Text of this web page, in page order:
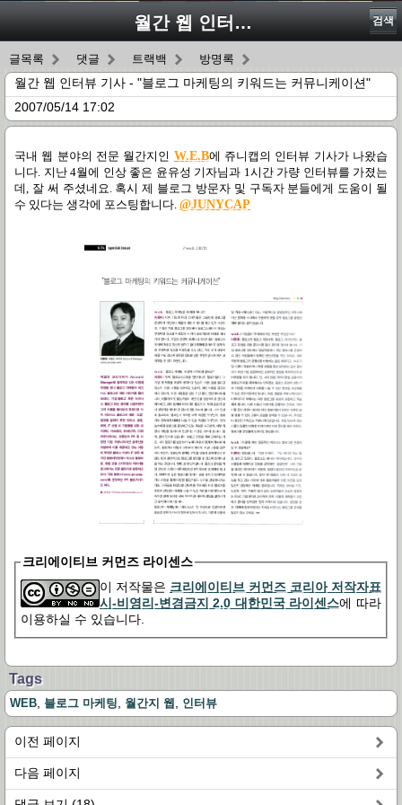
월간 웹 인터뷰 기사 - "블로그 마케팅의 키워드는 커뮤니케이션" 검색
글목록 댓글 트랙백 방명록
월간 웹 인터뷰 기사 - "블로그 마케팅의 키워드는 커뮤니케이션"
2007/05/14 17:02
국내 웹 분야의 전문 월간지인 W.E.B에 쥬니캡의 인터뷰 기사가 나왔습
니다. 지난 4월에 인상 좋은 윤유성 기자님과 1시간 가량 인터뷰를 가졌는
데, 잘 써 주셨네요. 혹시 제 블로그 방문자 및 구독자 분들에게 도움이 될
수 있다는 생각에 포스팅합니다. @JUNYCAP
크리에이티브 커먼즈 라이센스
이 저작물은 크리에이티브 커먼즈 코리아 저작자표
시-비영리-변경금지 2.0 대한민국 라이센스에 따라
이용하실 수 있습니다.
Tags
WEB 블로그 마케팅 월간지 웹 인터뷰
이전 페이지
다음 페이지